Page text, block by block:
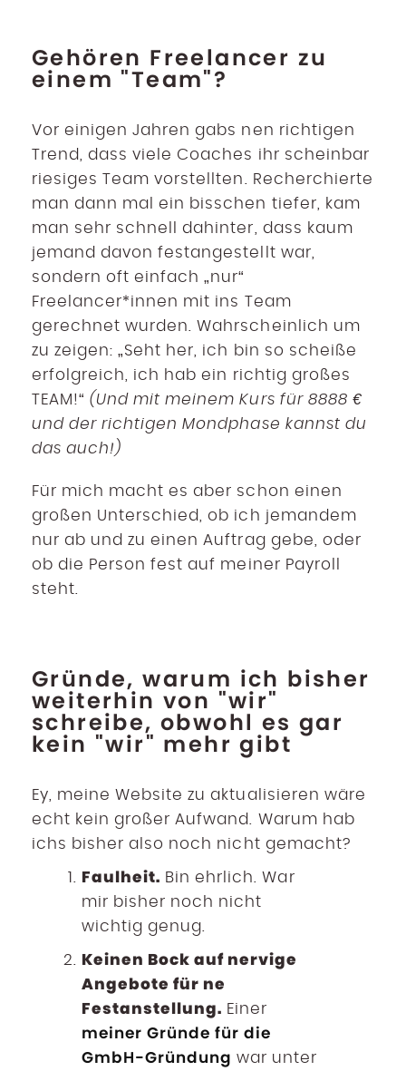
Gehören Freelancer zu
einem "Team"?
Vor einigen Jahren gabs nen richtigen
Trend, dass viele Coaches ihr scheinbar
riesiges Team vorstellten. Recherchierte
man dann mal ein bisschen tiefer, kam
man sehr schnell dahinter, dass kaum
jemand davon festangestellt war,
sondern oft einfach „nur“
Freelancer*innen mit ins Team
gerechnet wurden. Wahrscheinlich um
zu zeigen: „Seht her, ich bin so scheiße
erfolgreich, ich hab ein richtig großes
TEAM!“ (Und mit meinem Kurs für 8888 €
und der richtigen Mondphase kannst du
das auch!)
Für mich macht es aber schon einen
großen Unterschied, ob ich jemandem
nur ab und zu einen Auftrag gebe, oder
ob die Person fest auf meiner Payroll
steht.
Gründe, warum ich bisher
weiterhin von "wir"
schreibe, obwohl es gar
kein "wir" mehr gibt
Ey, meine Website zu aktualisieren wäre
echt kein großer Aufwand. Warum hab
ichs bisher also noch nicht gemacht?
Faulheit. Bin ehrlich. War
mir bisher noch nicht
wichtig genug.
Keinen Bock auf nervige
Angebote für ne
Festanstellung. Einer
meiner Gründe für die
GmbH-Gründung war unter